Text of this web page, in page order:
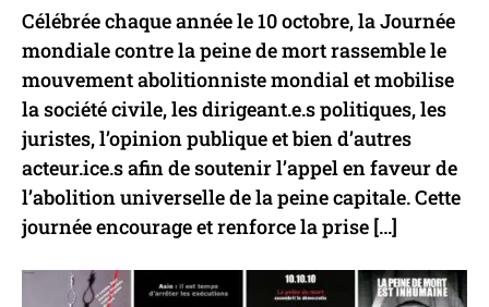
Célébrée chaque année le 10 octobre, la Journée
mondiale contre la peine de mort rassemble le
mouvement abolitionniste mondial et mobilise
la société civile, les dirigeant.e.s politiques, les
juristes, l’opinion publique et bien d’autres
acteur.ice.s afin de soutenir l’appel en faveur de
l’abolition universelle de la peine capitale. Cette
journée encourage et renforce la prise […]